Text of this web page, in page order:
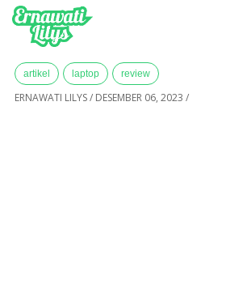
-->
Home»Archives for Desember 2023
artikel laptop review
ERNAWATI LILYS/ DESEMBER 06, 2023 /